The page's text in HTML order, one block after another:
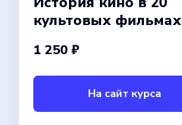
культовых фильмах
1 250 ₽
На сайт курса